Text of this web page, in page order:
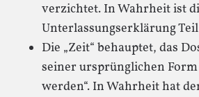
verzichtet. In Wahrheit ist
Unterlassungserklärung
Die „Zeit“ behauptet, das
seiner ursprünglichen
werden“. In Wahrheit hat